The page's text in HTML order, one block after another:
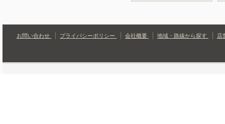
お問い合わせ プライバシーポリシー 会社概要 地域・路線から探す 店